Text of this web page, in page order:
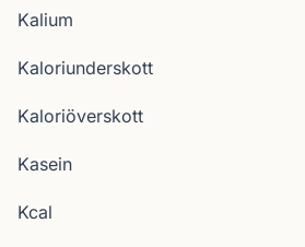
Kalium
Kaloriunderskott
Kaloriöverskott
Kasein
Kcal